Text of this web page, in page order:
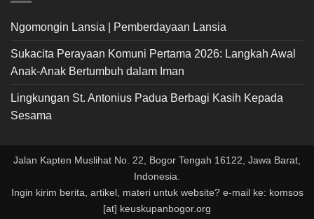
Ngomongin Lansia | Pemberdayaan Lansia
Sukacita Perayaan Komuni Pertama 2026: Langkah Awal
Anak-Anak Bertumbuh dalam Iman
Lingkungan St. Antonius Padua Berbagi Kasih Kepada
Sesama
Jalan Kapten Muslihat No. 22, Bogor Tengah 16122, Jawa Barat,
Indonesia.
Ingin kirim berita, artikel, materi untuk website? e-mail ke: komsos
[at] keuskupanbogor.org